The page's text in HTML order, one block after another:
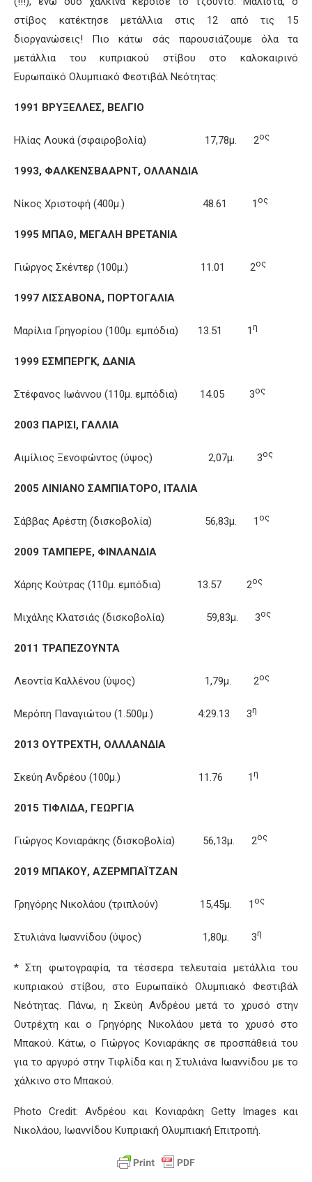
στίβος κατέκτησε μετάλλια στις 12 από τις 15
διοργανώσεις! Πιο κάτω σάς παρουσιάζουμε όλα τα
μετάλλια του κυπριακού στίβου στο καλοκαιρινό
Ευρωπαϊκό Ολυμπιακό Φεστιβάλ Νεότητας:
1991 ΒΡΥΞΕΛΛΕΣ, ΒΕΛΓΙΟ
Ηλίας Λουκά (σφαιροβολία) 17,78μ. 2ος
1993, ΦΑΛΚΕΝΣΒΑΑΡΝΤ, ΟΛΛΑΝΔΙΑ
Νίκος Χριστοφή (400μ.) 48.61 1 ος
1995 ΜΠΑΘ, ΜΕΓΑΛΗ ΒΡΕΤΑΝΙΑ
Γιώργος Σκέντερ (100μ.) 11.01 2ος
1997 ΛΙΣΣΑΒΟΝΑ, ΠΟΡΤΟΓΑΛΙΑ
Μαρίλια Γρηγορίου (100μ. εμπόδια) 13.51 1 η
1999 ΕΣΜΠΕΡΓΚ, ΔΑΝΙΑ
Στέφανος Ιωάννου (110μ. εμπόδια) 14.05 3ος
2003 ΠΑΡΙΣΙ, ΓΑΛΛΙΑ
Αιμίλιος Ξενοφώντος (ύψος) 2,07μ. 3ος
2005 ΛΙΝΙΑΝΟ ΣΑΜΠΙΑΤΟΡΟ, ΙΤΑΛΙΑ
Σάββας Αρέστη (δισκοβολία) 56,83μ. 1 ος
2009 ΤΑΜΠΕΡΕ, ΦΙΝΛΑΝΔΙΑ
Χάρης Κούτρας (110μ. εμπόδια) 13.57 2ος
Μιχάλης Κλατσιάς (δισκοβολία) 59,83μ. 3ος
2011 ΤΡΑΠΕΖΟΥΝΤΑ
Λεοντία Καλλένου (ύψος) 1,79μ. 2ος
Μερόπη Παναγιώτου (1.500μ.) 4:29.13 3η
2013 ΟΥΤΡΕΧΤΗ, ΟΛΛΛΑΝΔΙΑ
Σκεύη Ανδρέου (100μ.) 11.76 1 η
2015 ΤΙΦΛΙΔΑ, ΓΕΩΡΓΙΑ
Γιώργος Κονιαράκης (δισκοβολία) 56,13μ. 2ος
2019 ΜΠΑΚΟΥ, ΑΖΕΡΜΠΑΪΤΖΑΝ
Γρηγόρης Νικολάου (τριπλούν) 15,45μ. 1 ος
Στυλιάνα Ιωαννίδου (ύψος) 1,80μ. 3η
* Στη φωτογραφία, τα τέσσερα τελευταία μετάλλια του
κυπριακού στίβου, στο Ευρωπαϊκό Ολυμπιακό Φεστιβάλ
Νεότητας. Πάνω, η Σκεύη Ανδρέου μετά το χρυσό στην
Ουτρέχτη και ο Γρηγόρης Νικολάου μετά το χρυσό στο
Μπακού. Κάτω, ο Γιώργος Κονιαράκης σε προσπάθειά του
για το αργυρό στην Τιφλίδα και η Στυλιάνα Ιωαννίδου με το
χάλκινο στο Μπακού.
Photo Credit: Ανδρέου και Κονιαράκη Getty Images και
Νικολάου, Ιωαννίδου Κυπριακή Ολυμπιακή Επιτροπή.